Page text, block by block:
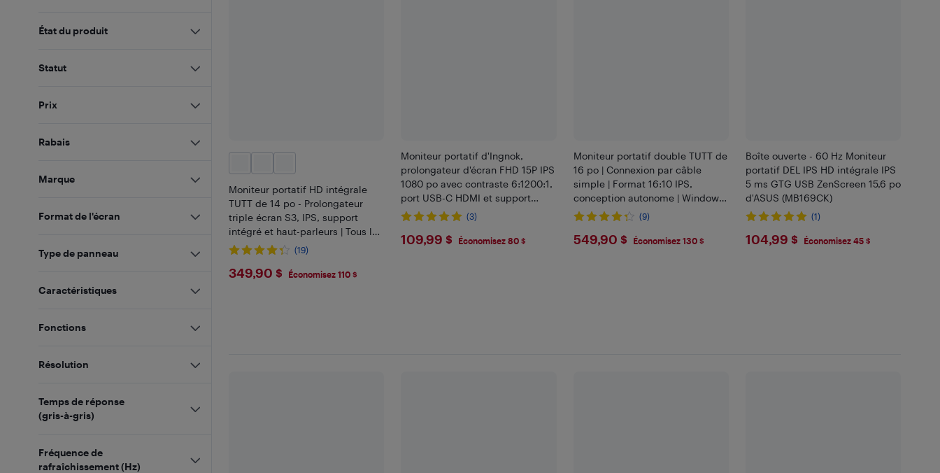
Moniteur portatif HD intégrale
TUTT de 14 po - Prolongateur
triple écran S3, IPS, support
intégré et haut-parleurs | Tous les
appareils (câble de conversion
(19)
$349.9
349,90 $ Économisez 110 $
Moniteur portatif d'Ingnok,
prolongateur d'écran FHD 15P IPS
1080 po avec contraste 6:1200:1,
port USB-C HDMI et support
réglable, moniteur portatif pour
PS5/PS4 Switch
(3)
$109.99
109,99 $ Économisez 80 $
Moniteur portatif double TUTT de
16 po | Connexion par câble
simple | Format 16:10 IPS,
conception autonome | Windows,
MacBook | S900
(9)
$549.9
549,90 $ Économisez 130 $
Boîte ouverte - 60 Hz Moniteur
portatif DEL IPS HD intégrale IPS
5 ms GTG USB ZenScreen 15,6 po
d'ASUS (MB169CK)
(1)
$104.99
104,99 $ Économisez 45 $
État du produit
Statut
Prix
Rabais
Marque
Format de l'écran
Type de panneau
Caractéristiques
Fonctions
Résolution
Temps de réponse
(gris-à-gris)
Fréquence de
rafraîchissement (Hz)